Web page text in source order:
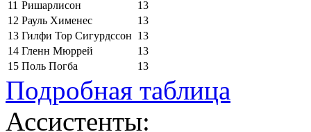
11 Ришарлисон
13
12 Рауль Хименес
13
13 Гилфи Тор Сигурдссон 13
14 Гленн Мюррей
13
15 Поль Погба 13
Подробная таблица
Ассистенты: